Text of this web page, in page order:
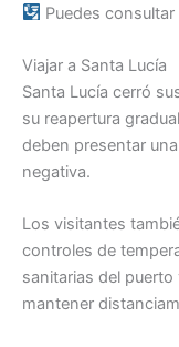
Puedes consultar
Viajar a Santa Lucía
Santa Lucía cerró
su reapertura
deben presentar
negativa.
Los visitantes
controles de
sanitarias del
mantener